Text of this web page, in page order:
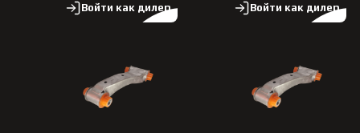
Войти как дилер Войти как дилер